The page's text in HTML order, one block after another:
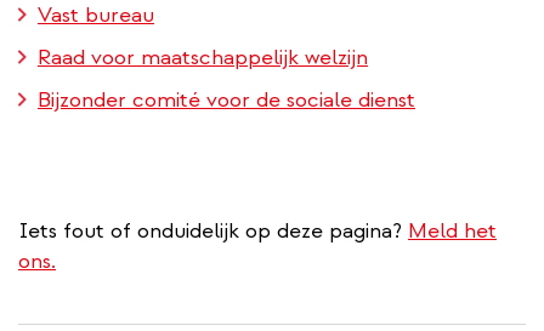
Vast bureau
Raad voor maatschappelijk welzijn
Bijzonder comité voor de sociale dienst
Iets fout of onduidelijk op deze pagina? Meld het
ons.